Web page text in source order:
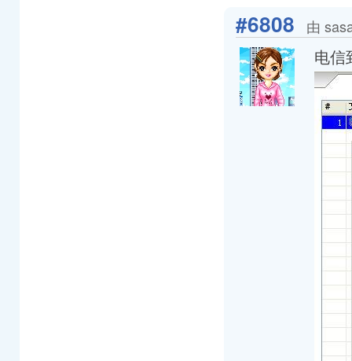
#6808 由
电信